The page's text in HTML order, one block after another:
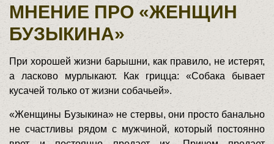
МНЕНИЕ ПРО «ЖЕНЩИН
БУЗЫКИНА»
При хорошей жизни барышни, как правило, не истерят,
а ласково мурлыкают. Как грицца: «Собака бывает
кусачей только от жизни собачьей».
«Женщины Бузыкина» не стервы, они просто банально
не счастливы рядом с мужчиной, который постоянно